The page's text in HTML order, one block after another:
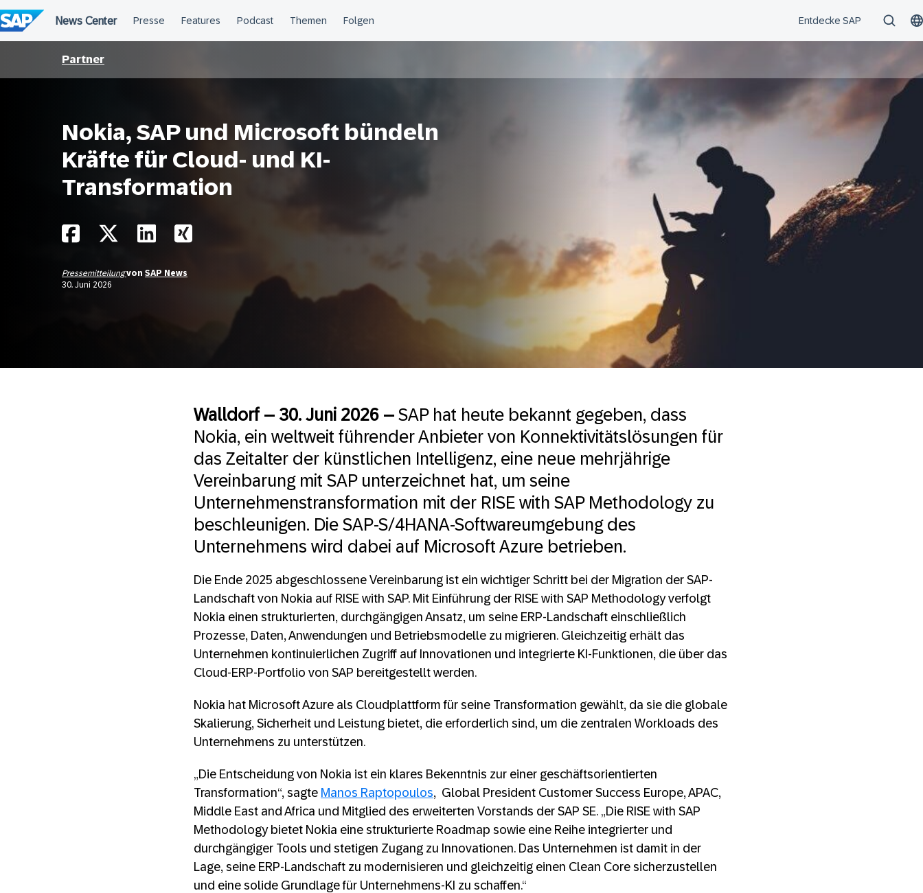
Partner
Nokia, SAP und Microsoft bündeln
Kräfte für Cloud- und KI-
Transformation
Pressemitteilungvon SAP News
30. Juni 2026
Walldorf – 30. Juni 2026 – SAP hat heute bekannt gegeben, dass
Nokia, ein weltweit führender Anbieter von Konnektivitätslösungen für
das Zeitalter der künstlichen Intelligenz, eine neue mehrjährige
Vereinbarung mit SAP unterzeichnet hat, um seine
Unternehmenstransformation mit der RISE with SAP Methodology zu
beschleunigen. Die SAP-S/4HANA-Softwareumgebung des
Unternehmens wird dabei auf Microsoft Azure betrieben.
Die Ende 2025 abgeschlossene Vereinbarung ist ein wichtiger Schritt bei der Migration der SAP-
Landschaft von Nokia auf RISE with SAP. Mit Einführung der RISE with SAP Methodology verfolgt
Nokia einen strukturierten, durchgängigen Ansatz, um seine ERP-Landschaft einschließlich
Prozesse, Daten, Anwendungen und Betriebsmodelle zu migrieren. Gleichzeitig erhält das
Unternehmen kontinuierlichen Zugriff auf Innovationen und integrierte KI-Funktionen, die über das
Cloud-ERP-Portfolio von SAP bereitgestellt werden.
Nokia hat Microsoft Azure als Cloudplattform für seine Transformation gewählt, da sie die globale
Skalierung, Sicherheit und Leistung bietet, die erforderlich sind, um die zentralen Workloads des
Unternehmens zu unterstützen.
„Die Entscheidung von Nokia ist ein klares Bekenntnis zur einer geschäftsorientierten
Transformation“, sagte Manos Raptopoulos, Global President Customer Success Europe, APAC,
Middle East and Africa und Mitglied des erweiterten Vorstands der SAP SE. „Die RISE with SAP
Methodology bietet Nokia eine strukturierte Roadmap sowie eine Reihe integrierter und
durchgängiger Tools und stetigen Zugang zu Innovationen. Das Unternehmen ist damit in der
Lage, seine ERP-Landschaft zu modernisieren und gleichzeitig einen Clean Core sicherzustellen
und eine solide Grundlage für Unternehmens-KI zu schaffen.“